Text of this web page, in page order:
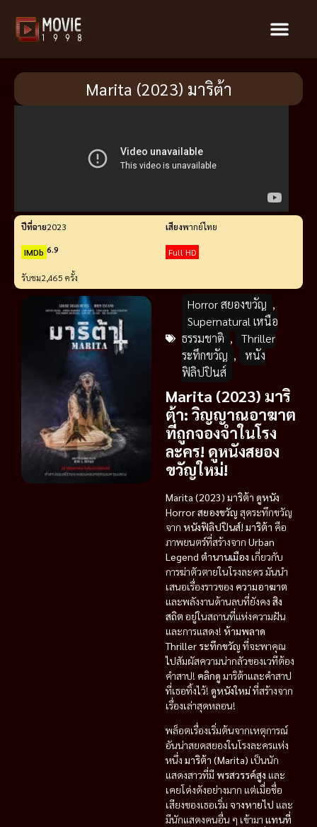
Marita (2023) มาริต้า
ปีที่ฉาย2023 เสียงพากย์ไทย
IMDb 6.9 Full HD
รับชม2,465 ครั้ง
Horror สยองขวัญ ,
Supernatural เหนือ
ธรรมชาติ ,
Thriller
ระทึกขวัญ ,
หนัง
ฟิลิปปินส์
Marita (2023) มาริ
ต้า: วิญญาณอาฆาต
ที่ถูกจองจำในโรง
ละคร! ดูหนังสยอง
ขวัญใหม่!
Marita (2023) มาริต้า ดูหนัง
Horror สยองขวัญ สุดระทึกขวัญ
จาก หนังฟิลิปปินส์! มาริต้า คือ
ภาพยนตร์ที่สร้างจาก Urban
Legend ตำนานเมือง เกี่ยวกับ
การฆ่าตัวตายในโรงละคร มันนำ
เสนอเรื่องราวของ ความอาฆาต
และพลังงานด้านลบที่ยังคง สิง
สถิต อยู่ในสถานที่แห่งความฝัน
และการแสดง! ห้ามพลาด
Thriller ระทึกขวัญ ที่จะพาคุณ
ไปสัมผัสความน่ากลัวของเวทีต้อง
คำสาป! คลิกดู มาริต้าและคำสาป
ที่เธอทิ้งไว้! ดูหนังใหม่ที่สร้างจาก
เรื่องเล่าสุดหลอน!
พล็อตเรื่องเริ่มต้นจากเหตุการณ์
อันน่าสยดสยองในโรงละครแห่ง
หนึ่ง มาริต้า (Marita) เป็นนัก
แสดงสาวที่มี พรสวรรค์สูง และ
เคยโด่งดังอย่างมาก แต่เมื่อชื่อ
เสียงของเธอเริ่ม จางหายไป และ
มีนักแสดงคนอื่น ๆ เข้ามา แทนที่